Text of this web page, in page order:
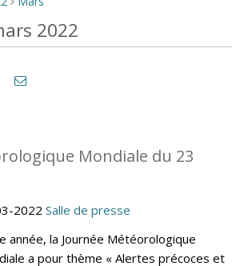
2022
Mondiale du 23
2022 Salle de presse
année, la Journée Météorologique
a pour thème « Alertes précoces et